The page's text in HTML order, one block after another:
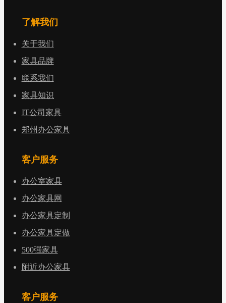
了解我们
关于我们
家具品牌
联系我们
家具知识
IT公司家具
郑州办公家具
客户服务
办公室家具
办公家具网
办公家具定制
办公家具定做
500强家具
附近办公家具
客户服务